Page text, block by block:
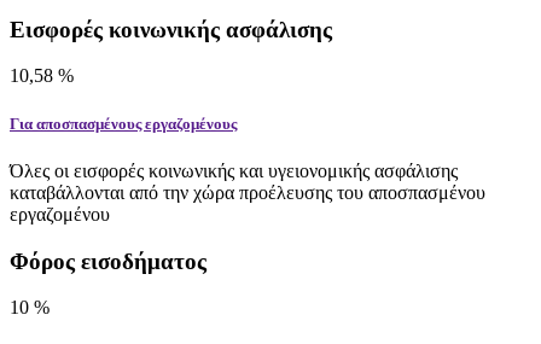
Εισφορές κοινωνικής ασφάλισης
10,58 %
Για αποσπασμένους εργαζομένους
Όλες οι εισφορές κοινωνικής και υγειονομικής ασφάλισης
καταβάλλονται από την χώρα προέλευσης του αποσπασμένου
εργαζομένου
Φόρος εισοδήματος
10 %